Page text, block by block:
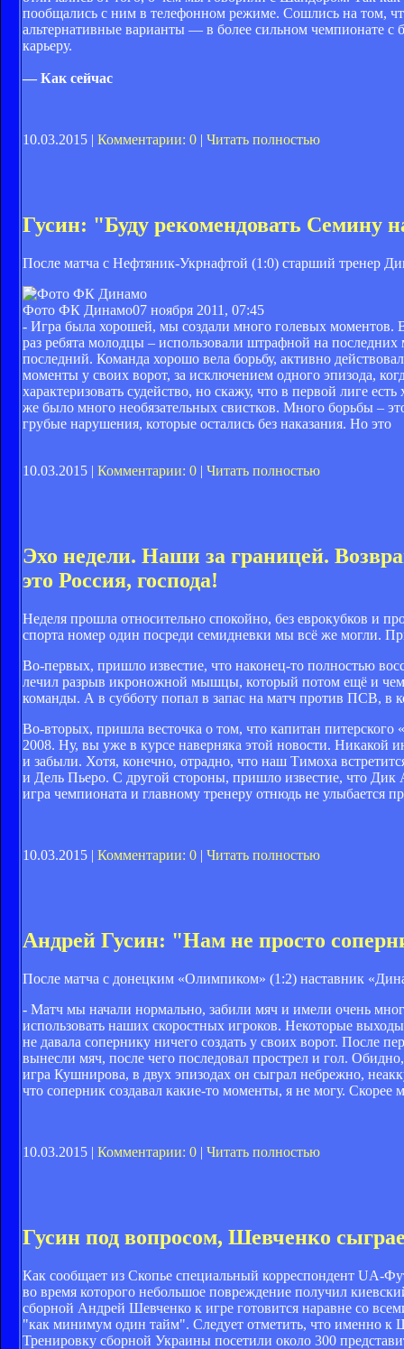
пообщались с ним в телефонном режиме. Сошлись на том,
альтернативные варианты — в более сильном чемпионате с
карьеру.
— Как сейчас
10.03.2015 | Комментарии: 0 Читать полностью
Гусин: "Буду рекомендовать Семину
После матча с Нефтяник-Укрнафтой (1:0) старший тренер
Фото ФК Динамо07 ноября 2011, 07:45
- Игра была хорошей, мы создали много голевых моментов.
раз ребята молодцы – использовали штрафной на
последний. Команда хорошо вела борьбу, активно
моменты у своих ворот, за исключением одного эпизода,
характеризовать судейство, но скажу, что в первой лиге
же было много необязательных свистков. Много борьбы –
грубые нарушения, которые остались без наказания. Но это
10.03.2015 | Комментарии: 0 | Читать полностью
Эхо недели. Наши за границей.
это Россия, господа!
Неделя прошла относительно спокойно, без еврокубков и
спорта номер один посреди семидневки мы всё же могли.
Во-первых, пришло известие, что наконец-то полностью
лечил разрыв икроножной мышцы, который потом ещё и чем-
команды. А в субботу попал в запас на матч против ПСВ, в
Во-вторых, пришла весточка о том, что капитан питерского
2008. Ну, вы уже в курсе наверняка этой новости. Никакой
и забыли. Хотя, конечно, отрадно, что наш Тимоха
и Дель Пьеро. С другой стороны, пришло известие, что Дик
игра чемпионата и главному тренеру отнюдь не улыбается
10.03.2015 | Комментарии: 0 | Читать полностью
Андрей Гусин: "Нам не просто
После матча с донецким «Олимпиком» (1:2) наставник
- Матч мы начали нормально, забили мяч и имели очень
использовать наших скоростных игроков. Некоторые
не давала сопернику ничего создать у своих ворот. После
вынесли мяч, после чего последовал прострел и гол.
игра Кушнирова, в двух эпизодах он сыграл небрежно,
что соперник создавал какие-то моменты, я не могу.
10.03.2015 | Комментарии: 0 | Читать полностью
Гусин под вопросом, Шевченко
Как сообщает из Скопье специальный корреспондент UA-
во время которого небольшое повреждение получил
сборной Андрей Шевченко к игре готовится наравне со
"как минимум один тайм". Следует отметить, что именно
Тренировку сборной Украины посетили около 300